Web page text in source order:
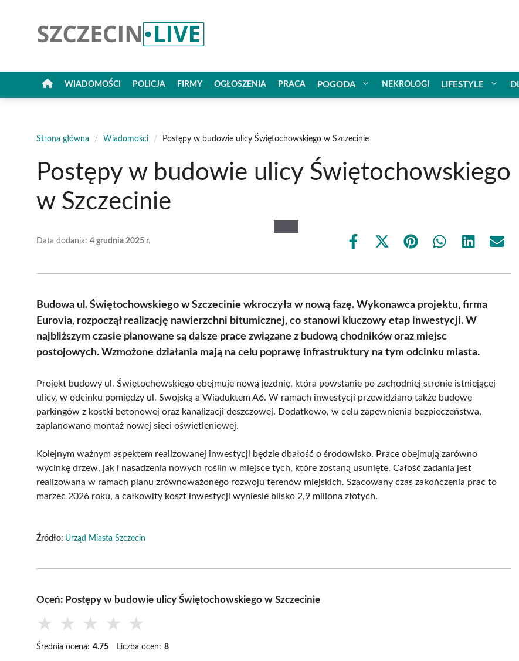
WIADOMOŚCI POLICJA FIRMY OGŁOSZENIA PRACA POGODA NEKROLOGI LIFESTYLE
Strona główna / Wiadomości / Postępy w budowie ulicy Świętochowskiego w Szczecinie
Postępy w budowie ulicy Świętochowskiego
w Szczecinie
Data dodania: 4 grudnia 2025 r.
Share
Share
(Twitter)
Share Share Share Share
Budowa ul. Świętochowskiego w Szczecinie wkroczyła w nową fazę. Wykonawca projektu, firma
Eurovia, rozpoczął realizację nawierzchni bitumicznej, co stanowi kluczowy etap inwestycji. W
najbliższym czasie planowane są dalsze prace związane z budową chodników oraz miejsc
postojowych. Wzmożone działania mają na celu poprawę infrastruktury na tym odcinku miasta.
Projekt budowy ul. Świętochowskiego obejmuje nową jezdnię, która powstanie po zachodniej stronie istniejącej
ulicy, w odcinku pomiędzy ul. Swojską a Wiaduktem A6. W ramach inwestycji przewidziano także budowę
parkingów z kostki betonowej oraz kanalizacji deszczowej. Dodatkowo, w celu zapewnienia bezpieczeństwa,
zaplanowano montaż nowej sieci oświetleniowej.
Kolejnym ważnym aspektem realizowanej inwestycji będzie dbałość o środowisko. Prace obejmują zarówno
wycinkę drzew, jak i nasadzenia nowych roślin w miejsce tych, które zostaną usunięte. Całość zadania jest
realizowana w ramach planu zrównoważonego rozwoju terenów miejskich. Szacowany czas zakończenia prac to
marzec 2026 roku, a całkowity koszt inwestycji wyniesie blisko 2,9 miliona złotych.
Źródło: Urząd Miasta Szczecin
Oceń: Postępy w budowie ulicy Świętochowskiego w Szczecinie
★ ★ ★ ★ ★
Średnia ocena: 4.75 Liczba ocen: 8